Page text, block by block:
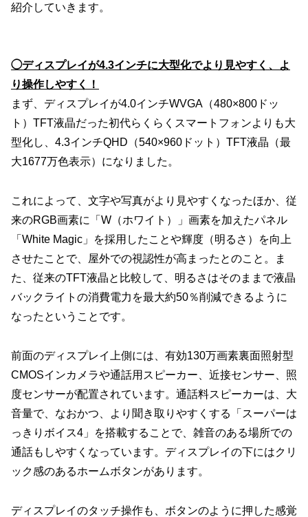
紹介していきます。
◯ディスプレイが4.3インチに大型化でより見やすく、よ
り操作しやすく！
まず、ディスプレイが4.0インチWVGA（480×800ドッ
ト）TFT液晶だった初代らくらくスマートフォンよりも大
型化し、4.3インチQHD（540×960ドット）TFT液晶（最
大1677万色表示）になりました。
これによって、文字や写真がより見やすくなったほか、従
来のRGB画素に「W（ホワイト）」画素を加えたパネル
「White Magic」を採用したことや輝度（明るさ）を向上
させたことで、屋外での視認性が高まったとのこと。ま
た、従来のTFT液晶と比較して、明るさはそのままで液晶
バックライトの消費電力を最大約50％削減できるように
なったということです。
前面のディスプレイ上側には、有効130万画素裏面照射型
CMOSインカメラや通話用スピーカー、近接センサー、照
度センサーが配置されています。通話料スピーカーは、大
音量で、なおかつ、より聞き取りやすくする「スーパーは
っきりボイス4」を搭載することで、雑音のある場所での
通話もしやすくなっています。ディスプレイの下にはクリ
ック感のあるホームボタンがあります。
ディスプレイのタッチ操作も、ボタンのように押した感覚